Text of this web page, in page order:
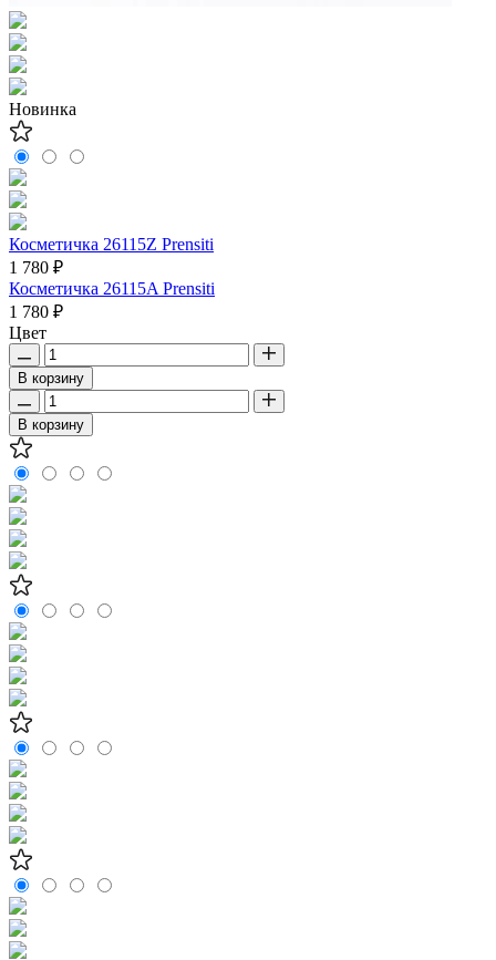
Новинка
Косметичка 26115Z Prensiti
1 780 ₽
Косметичка 26115A Prensiti
1 780 ₽
Цвет
В корзину
В корзину